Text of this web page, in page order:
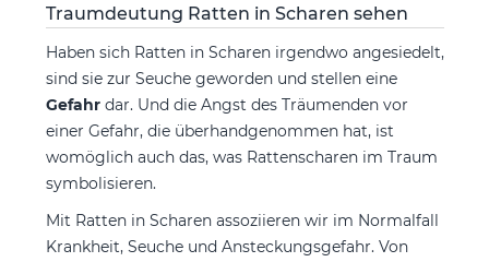
Traumdeutung Ratten in Scharen sehen
Haben sich Ratten in Scharen irgendwo angesiedelt,
sind sie zur Seuche geworden und stellen eine
Gefahr dar. Und die Angst des Träumenden vor
einer Gefahr, die überhandgenommen hat, ist
womöglich auch das, was Rattenscharen im Traum
symbolisieren.
Mit Ratten in Scharen assoziieren wir im Normalfall
Krankheit, Seuche und Ansteckungsgefahr. Von